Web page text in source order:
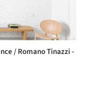
/ Romano Tinazzi -